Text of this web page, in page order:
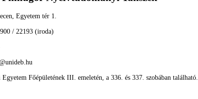
Egyetem tér 1.
/ 22193 (iroda)
Egyetem Főépületének III. emeletén, a 336. és 337. szobában található.